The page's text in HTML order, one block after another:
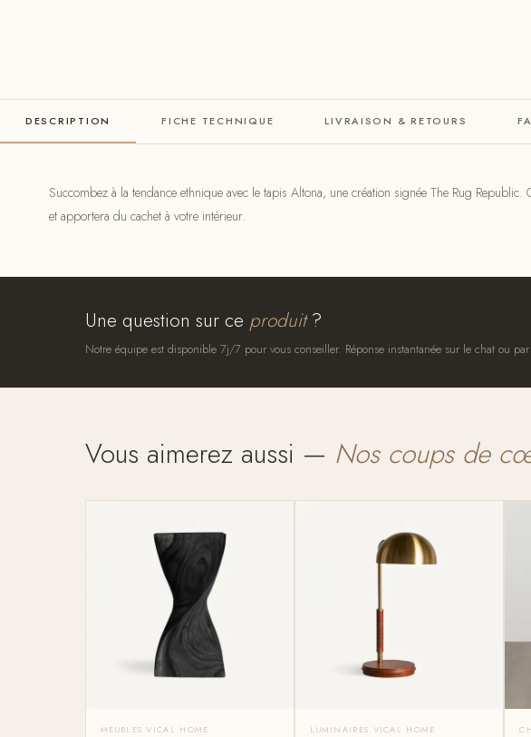
DESCRIPTION FICHE TECHNIQUE LIVRAISON & RETOURS
Succombez à la tendance ethnique avec le tapis Altona, une création signée The Rug
et apportera du cachet à votre intérieur.
Une question sur ce produit?
Notre équipe est disponible 7j/7 pour vous conseiller. Réponse instantanée sur le chat ou
Vous aimerez aussi — Nos coups de
MEUBLES VICAL HOME LUMINAIRES VICAL HOME